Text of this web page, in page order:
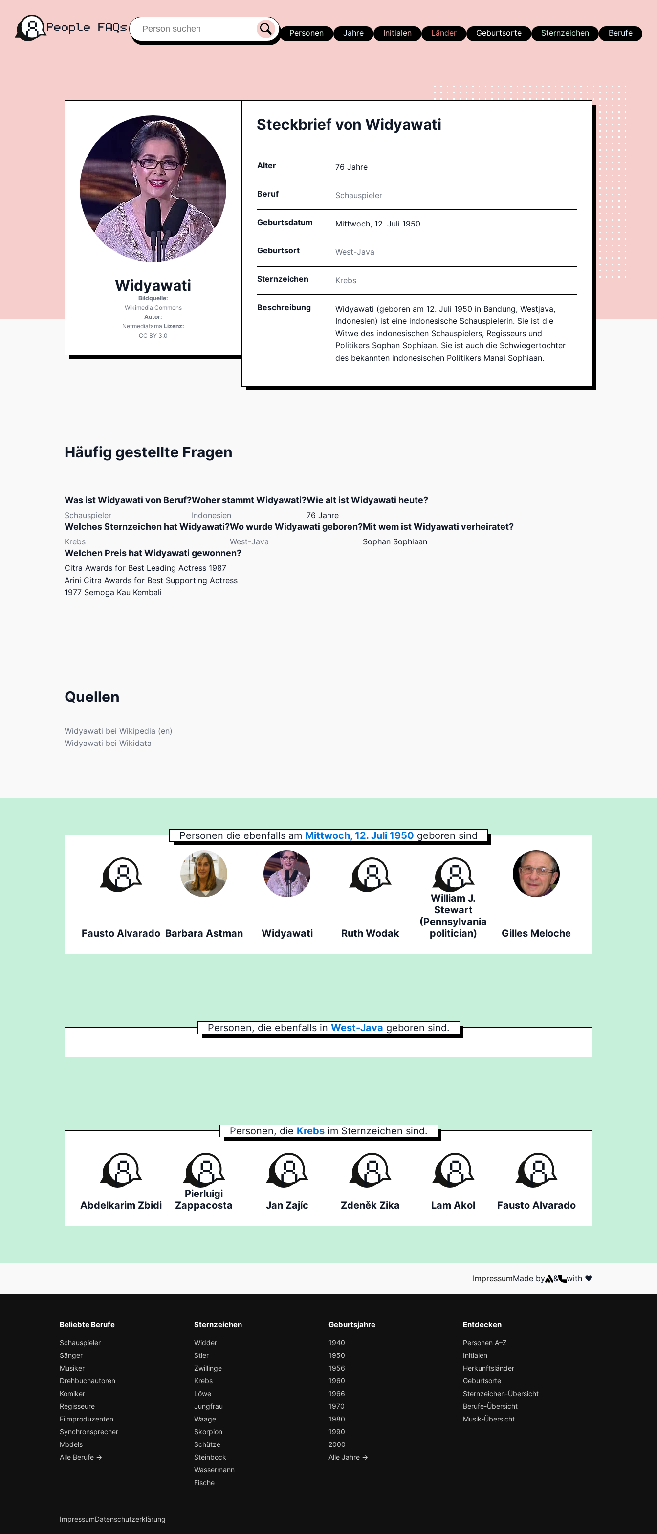
Personen Jahre Initialen Länder Geburtsorte Sternzeichen Berufe
Widyawati
Bildquelle:
Wikimedia Commons
Autor:
Netmediatama Lizenz:
CC BY 3.0
Steckbrief von Widyawati
Alter 76 Jahre
Beruf Schauspieler
Geburtsdatum Mittwoch, 12. Juli 1950
Geburtsort West-Java
Sternzeichen Krebs
Beschreibung
Widyawati (geboren am 12. Juli 1950 in Bandung, Westjava,
Indonesien) ist eine indonesische Schauspielerin. Sie ist die
Witwe des indonesischen Schauspielers, Regisseurs und
Politikers Sophan Sophiaan. Sie ist auch die Schwiegertochter
des bekannten indonesischen Politikers Manai Sophiaan.
Häufig gestellte Fragen
Was ist Widyawati von Beruf?
Schauspieler
Woher stammt Widyawati?
Indonesien
Wie alt ist Widyawati heute?
76 Jahre
Welches Sternzeichen hat Widyawati?
Krebs
Wo wurde Widyawati geboren?
West-Java
Mit wem ist Widyawati verheiratet?
Sophan Sophiaan
Welchen Preis hat Widyawati gewonnen?
Citra Awards for Best Leading Actress 1987
Arini Citra Awards for Best Supporting Actress
1977 Semoga Kau Kembali
Quellen
Widyawati bei Wikipedia (en)
Widyawati bei Wikidata
Personen die ebenfalls am Mittwoch, 12. Juli 1950 geboren sind
Fausto Alvarado Barbara Astman Widyawati Ruth Wodak
William J.
Stewart
(Pennsylvania
politician)
Gilles Meloche
Personen, die ebenfalls in West-Java geboren sind.
Personen, die Krebs im Sternzeichen sind.
Abdelkarim Zbidi
Pierluigi
Zappacosta
Jan Zajíc Zdeněk Zika Lam Akol Fausto Alvarado
ImpressumMade by & with ❤️
Beliebte Berufe
Schauspieler
Sänger
Musiker
Drehbuchautoren
Komiker
Regisseure
Filmproduzenten
Synchronsprecher
Models
Alle Berufe →
Sternzeichen
Widder
Stier
Zwillinge
Krebs
Löwe
Jungfrau
Waage
Skorpion
Schütze
Steinbock
Wassermann
Fische
Geburtsjahre
1940
1950
1956
1960
1966
1970
1980
1990
2000
Alle Jahre →
Entdecken
Personen A–Z
Initialen
Herkunftsländer
Geburtsorte
Sternzeichen-Übersicht
Berufe-Übersicht
Musik-Übersicht
ImpressumDatenschutzerklärung